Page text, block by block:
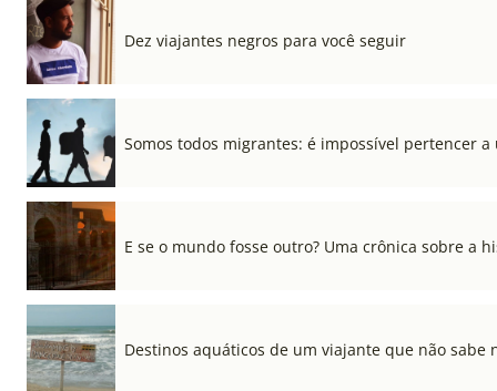
Dez viajantes negros para você seguir
Somos todos migrantes: é impossível pertencer a
E se o mundo fosse outro? Uma crônica sobre a
Destinos aquáticos de um viajante que não sabe